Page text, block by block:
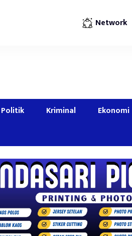
Network
Politik Kriminal Ekonomi